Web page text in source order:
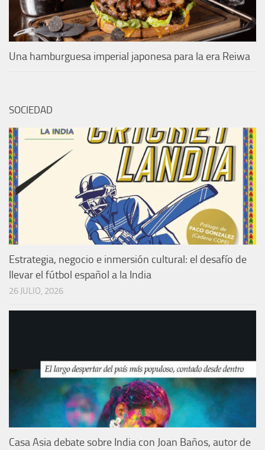
Una hamburguesa imperial japonesa para la era Reiwa
SOCIEDAD
Estrategia, negocio e inmersión cultural: el desafío de
llevar el fútbol español a la India
26 JULIO, 2026
Casa Asia debate sobre India con Joan Baños, autor de